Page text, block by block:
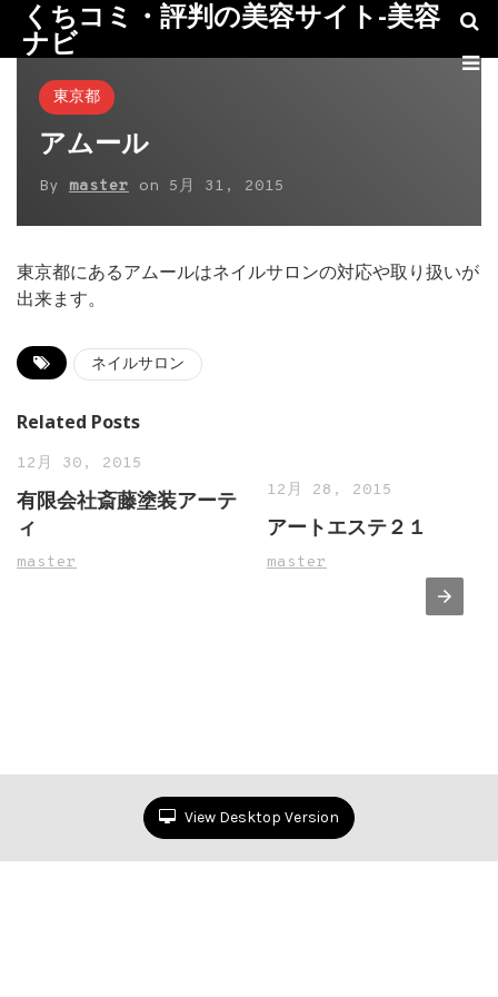
くちコミ・評判の美容サイト-美容
ナビ
東京都
アムール
By master on 5月 31, 2015
東京都にあるアムールはネイルサロンの対応や取り扱いが
出来ます。
ネイルサロン
Related Posts
12月 30, 2015
有限会社斎藤塗装アーテ
ィ
master
12月 28, 2015
アートエステ２１
master
View Desktop Version